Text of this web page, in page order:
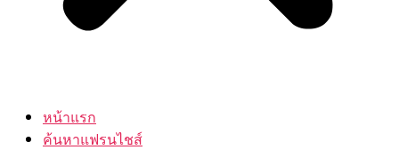
หน้าแรก
ค้นหาแฟรนไชส์